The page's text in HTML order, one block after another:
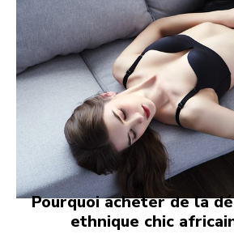
Pourquoi acheter de la
ethnique chic